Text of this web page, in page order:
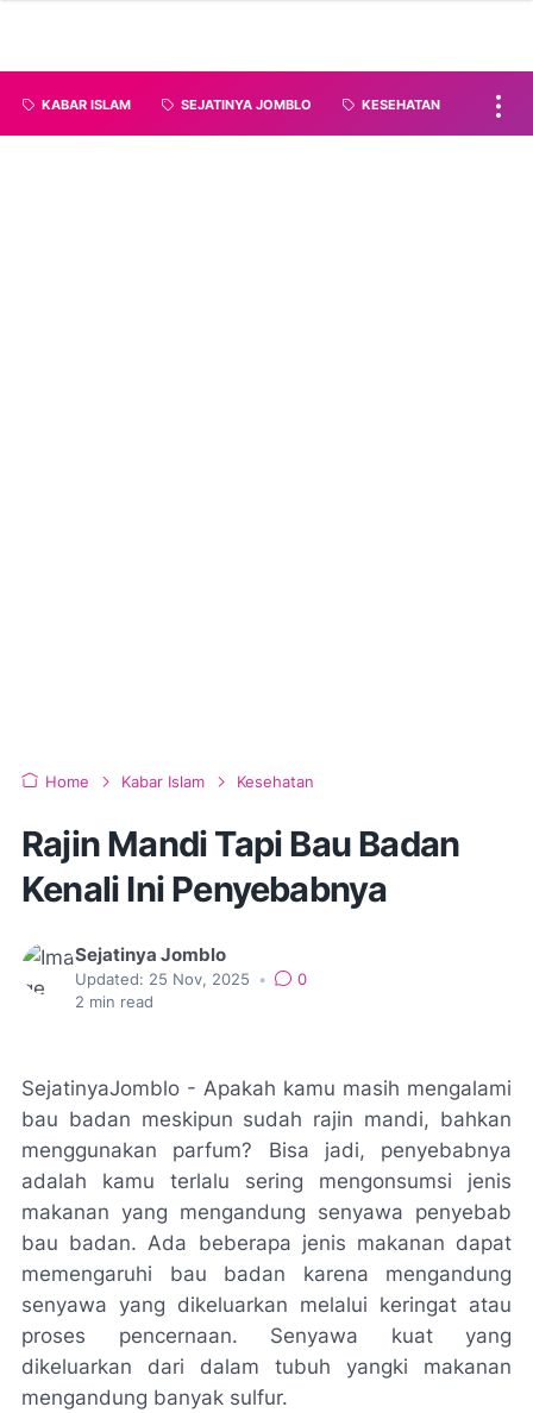
KABAR ISLAM SEJATINYA JOMBLO KESEHATAN
Home Kabar Islam Kesehatan
Rajin Mandi Tapi Bau Badan
Kenali Ini Penyebabnya
Sejatinya Jomblo
Updated: 25 Nov, 2025 •
0
2 min read
SejatinyaJomblo - Apakah kamu masih mengalami
bau badan meskipun sudah rajin mandi, bahkan
menggunakan parfum? Bisa jadi, penyebabnya
adalah kamu terlalu sering mengonsumsi jenis
makanan yang mengandung senyawa penyebab
bau badan. Ada beberapa jenis makanan dapat
memengaruhi bau badan karena mengandung
senyawa yang dikeluarkan melalui keringat atau
proses pencernaan. Senyawa kuat yang
dikeluarkan dari dalam tubuh yangki makanan
mengandung banyak sulfur.